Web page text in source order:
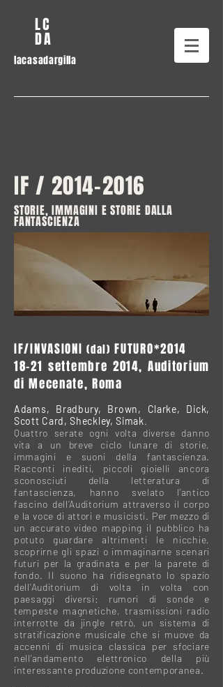
LC
DA
lacasadargilla
IF / 2014-2016
STORIE, IMMAGINI E STORIE DALLA
FANTASCIENZA
IF/INVASIONI(dal) FUTURO*2014
18-21 settembre 2014, Auditorium
di Mecenate, Roma
Adams, Bradbury, Brown, Clarke, Dick,
Scott Card, Sheckley, Simak.
Quattro serate ogni volta diverse danno
vita a un breve ciclo lunare di storie,
immagini e suoni della fantascienza.
Racconti inediti, piccoli gioielli ancora
sconosciuti della letteratura di
fantascienza, hanno svelato l’antico
fascino dell’Auditorium attraverso il corpo
e la voce di attori e musicisti. Per mezzo di
un accurato video mapping il pubblico ha
potuto guardare altrimenti le nicchie,
scoprirne gli spazi o immaginarne scenari
futuri per la gradinata e per la parete di
fondo. Il suono ha ridisegnato lo spazio
dell’Auditorium di volta in volta con
paesaggi diversi: rumori di sonde e
tempeste magnetiche, trasmissioni radio
interrotte da jingle retrò, un sistema di
stratificazione musicale che si muove da
accenni di musica classica per sfociare
nell’andamento elettronico della più
interessante produzione contemporanea.